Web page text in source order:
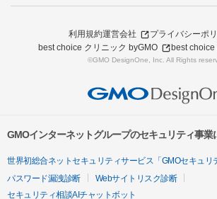
利用規約運営会社
プライバシーポ
best choice クリニック byGMO
best choice
©GMO DesignOne, Inc. All Rights
GMOインターネットグループのセキュリティ事業
世界初総合ネットセキュリティサービス「GMOセキュリ
パスワード漏洩診断
Webサイトリスク診断
セキュリティ相談AIチャットボット